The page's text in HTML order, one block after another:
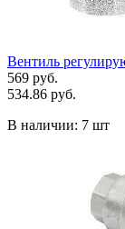
Вентиль
569 руб.
534.86 руб.
В наличии: 7 шт